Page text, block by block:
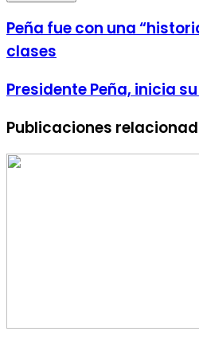
Peña fue con una
clases
Presidente Peña, inicia
Publicaciones